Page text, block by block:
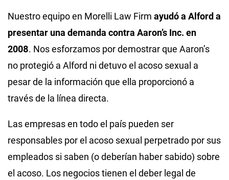
Nuestro equipo en Morelli Law Firm ayudó a Alford a
presentar una demanda contra Aaron’s Inc. en
2008. Nos esforzamos por demostrar que Aaron’s
no protegió a Alford ni detuvo el acoso sexual a
pesar de la información que ella proporcionó a
través de la línea directa.
Las empresas en todo el país pueden ser
responsables por el acoso sexual perpetrado por sus
empleados si saben (o deberían haber sabido) sobre
el acoso. Los negocios tienen el deber legal de